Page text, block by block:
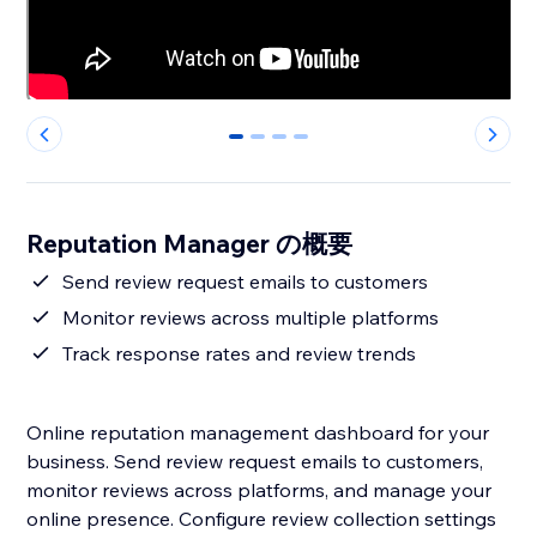
0 1 2 3
Reputation Manager の概要
Send review request emails to customers
Monitor reviews across multiple platforms
Track response rates and review trends
Online reputation management dashboard for your
business. Send review request emails to customers,
monitor reviews across platforms, and manage your
online presence. Configure review collection settings